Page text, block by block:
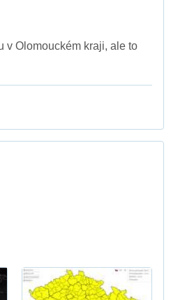
v Olomouckém kraji, ale to